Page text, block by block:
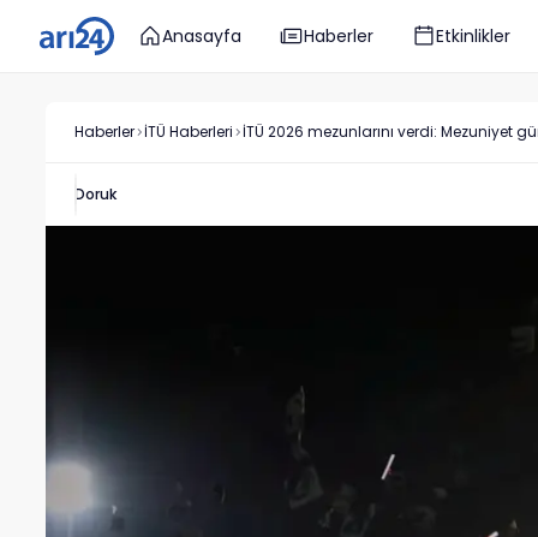
Anasayfa Haberler Etkinlikler
Haberler İTÜ Haberleri İTÜ 2026 mezunlarını verdi: Mezuniyet
Doruk